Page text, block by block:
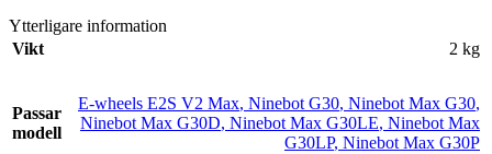
Ytterligare information
Vikt
2 kg
Passar
modell
E-wheels E2S V2 Max, Ninebot G30, Ninebot Max G30,
Ninebot Max G30D, Ninebot Max G30LE, Ninebot Max
G30LP, Ninebot Max G30P